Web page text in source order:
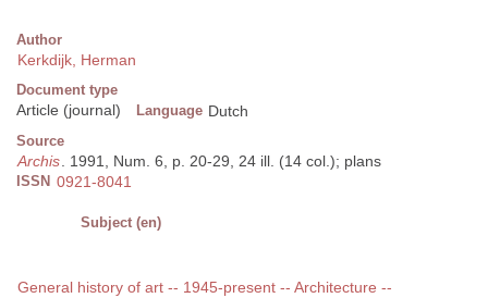
Author
Kerkdijk, Herman
Document type
Article (journal) Language Dutch
Source
Archis. 1991, Num. 6, p. 20-29, 24 ill. (14 col.); plans
ISSN 0921-8041
Subject (en)
General history of art -- 1945-present -- Architecture --